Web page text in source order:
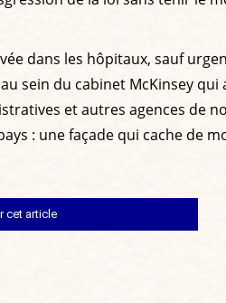
dans les hôpitaux, sauf
sein du cabinet McKinsey
et autres agences
: une façade qui cache de
cet article